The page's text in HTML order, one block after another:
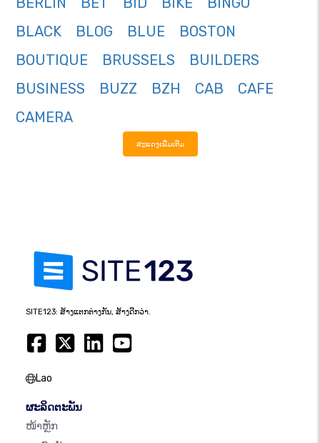
BLACK
BLOG BLUE
BOSTON
BOUTIQUE
BRUSSELS
BUILDERS
BUSINESS
BUZZ BZH CAB
CAFE
CAMERA
ສະແດງເພີ່ມເຕີມ
SITE123: ສ້າງແຕກຕ່າງກັນ, ສ້າງດີກວ່າ.
Lao
ຜະລິດຕະພັນ
ໜ້າຫຼັກ